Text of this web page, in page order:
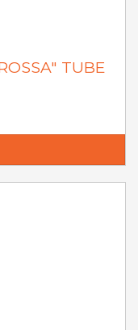
TUBE